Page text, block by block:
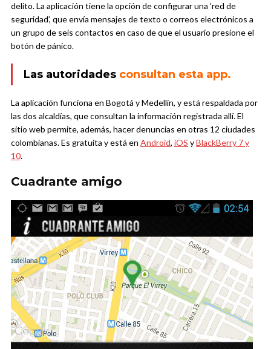
delito. La aplicación tiene la opción de configurar una ‘red de
seguridad’, que envía mensajes de texto o correos electrónicos a
un grupo de seis contactos en caso de que el usuario presione el
botón de pánico.
Las autoridades consultan esta app.
La aplicación funciona en Bogotá y Medellín, y está respaldada por
las dos alcaldías, que consultan la información registrada allí. El
sitio web permite, además, hacer denuncias en otras 12 ciudades
colombianas. Es gratuita y está en Android, iOS yBlackBerry 7 y
10.
Cuadrante amigo